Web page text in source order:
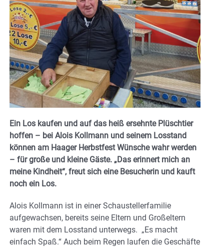
Ein Los kaufen und auf das heiß ersehnte Plüschtier
hoffen – bei Alois Kollmann und seinem Losstand
können am Haager Herbstfest Wünsche wahr werden
– für große und kleine Gäste. „Das erinnert mich an
meine Kindheit“, freut sich eine Besucherin und kauft
noch ein Los.
Alois Kollmann ist in einer Schaustellerfamilie
aufgewachsen, bereits seine Eltern und Großeltern
waren mit dem Losstand unterwegs. „Es macht
einfach Spaß.“ Auch beim Regen laufen die Geschäfte